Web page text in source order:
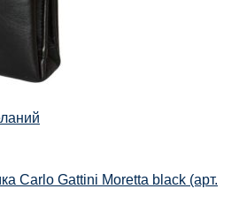
Carlo Gattini Moretta black (арт.